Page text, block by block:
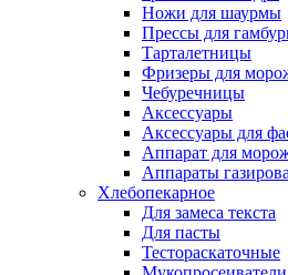
Ножи для шаурмы
Прессы для
Тарталетницы
Фризеры для
Чебуречницы
Аксессуары
Аксессуары для
Аппарат для
Аппараты
Хлебопекарное
Для замеса текста
Для пасты
Тестораскаточные